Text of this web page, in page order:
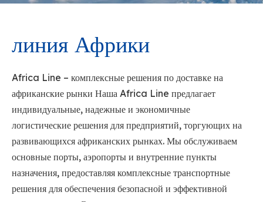
линия Африки
Africa Line – комплексные решения по доставке на
африканские рынки Наша Africa Line предлагает
индивидуальные, надежные и экономичные
логистические решения для предприятий, торгующих на
развивающихся африканских рынках. Мы обслуживаем
основные порты, аэропорты и внутренние пункты
назначения, предоставляя комплексные транспортные
решения для обеспечения безопасной и эффективной